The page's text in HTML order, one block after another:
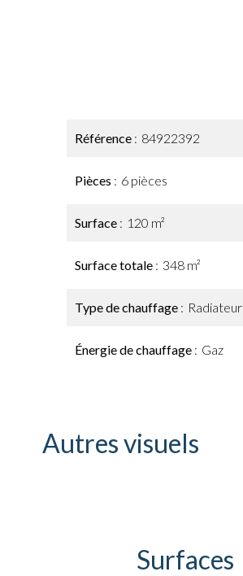
Référence 84922392
Pièces 6 pièces
Surface 120 m²
Surface totale 348 m²
Type de chauffage Radiateur
Énergie de chauffage Gaz
Autres visuels
Surfaces